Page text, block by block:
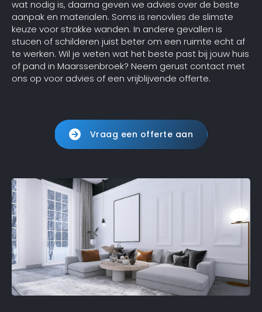
wat nodig is, daarna geven we advies over de beste
aanpak en materialen. Soms is renovlies de slimste
keuze voor strakke wanden. In andere gevallen is
stucen of schilderen juist beter om een ruimte echt af
te werken. Wil je weten wat het beste past bij jouw huis
of pand in Maarssenbroek? Neem gerust contact met
ons op voor advies of een vrijblijvende offerte.
Vraag een offerte aan